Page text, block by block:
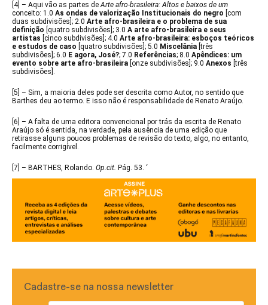
[4] – Aqui vão as partes deArte afro-brasileira: Altos e baixos de um
conceito: 1.0 As ondas de valorização Institucionais do negro [com
duas subdivisões]; 2.0 Arte afro-brasileira e o problema de sua
definição [quatro subdivisões]; 3.0 A arte afro-brasileira e seus
artistas [cinco subdivisões]; 4.0 Arte afro-brasileira: esboços teóricos
e estudos de caso [quatro subdivisões]; 5.0 Miscelânia [três
subdivisões]; 6.0 E agora, José?; 7.0 Referências; 8.0 Apêndices: um
evento sobre arte afro-brasileira [onze subdivisões]; 9.0 Anexos [três
subdivisões].
[5] – Sim, a maioria deles pode ser descrita como Autor, no sentido que
Barthes deu ao termo. E isso não é responsabilidade de Renato Araújo.
[6] – A falta de uma editora convencional por trás da escrita de Renato
Araújo só é sentida, na verdade, pela ausência de uma edição que
retirasse alguns poucos problemas de revisão do texto, algo, no entanto,
facilmente corrigível.
[7] – BARTHES, Rolando. Op.cit. Pág. 53. ‘
Cadastre-se na nossa newsletter